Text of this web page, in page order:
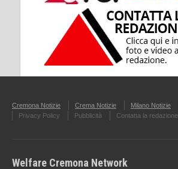
Cremona Notizie Crema Notizie Milano Notizie
Privacy Policy
Pubblicità Contatta la redazione
Welfare Cremona Network